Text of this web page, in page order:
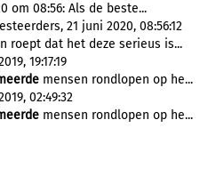
om 08:56: Als de beste...
21 juni 2020, 08:56:12
roept dat het deze serieus is...
19:17:19
mensen rondlopen op he...
02:49:32
mensen rondlopen op he...